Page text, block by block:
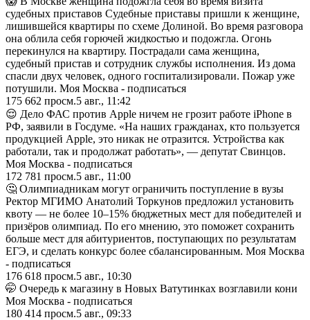
судебных приставов Судебные приставы пришли к женщине,
лишившейся квартиры по схеме Долиной. Во время разговора
она облила себя горючей жидкостью и подожгла. Огонь
перекинулся на квартиру. Пострадали сама женщина,
судебный пристав и сотрудник службы исполнения. Из дома
спасли двух человек, одного госпитализировали. Пожар уже
потушили. Моя Москва - подписаться
175 662 просм.5 авг., 11:42
😌 Дело ФАС против Apple ничем не грозит работе iPhone в
РФ, заявили в Госдуме. «На наших гражданах, кто пользуется
продукцией Apple, это никак не отразится. Устройства как
работали, так и продолжат работать», — депутат Свинцов.
Моя Москва - подписаться
172 781 просм.5 авг., 11:00
🤔 Олимпиадникам могут ограничить поступление в вузы
Ректор МГИМО Анатолий Торкунов предложил установить
квоту — не более 10–15% бюджетных мест для победителей и
призёров олимпиад. По его мнению, это поможет сохранить
больше мест для абитуриентов, поступающих по результатам
ЕГЭ, и сделать конкурс более сбалансированным. Моя Москва
- подписаться
176 618 просм.5 авг., 10:30
🤭 Очередь к магазину в Новых Ватутинках возглавили кони
Моя Москва - подписаться
180 414 просм.5 авг., 09:33